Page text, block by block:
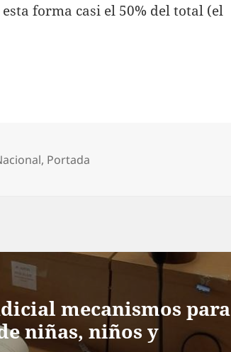
forma casi el 50% del total (el
, Portada
mecanismos para
niñas, niños y